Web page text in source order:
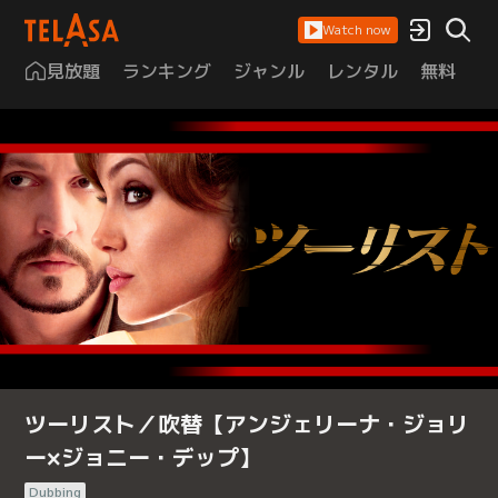
Watch now
見放題 ランキング ジャンル レンタル 無料
ツーリスト／吹替【アンジェリーナ・ジョリ
ー×ジョニー・デップ】
Dubbing